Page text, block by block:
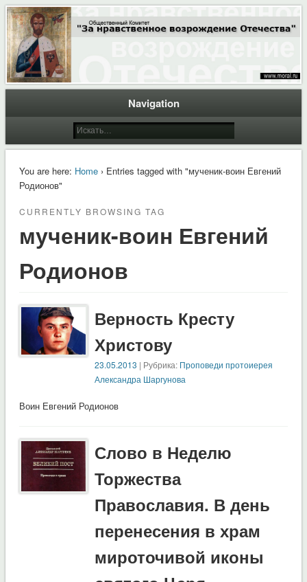
Moral.Ru
Общественный Комитет "За нравственное возрождение Отечества"
Navigation
You are here: Home› Entries tagged with "мученик-воин Евгений
Родионов"
CURRENTLY BROWSING TAG
мученик-воин Евгений
Родионов
Верность Кресту
Христову
23.05.2013 | Рубрика: Проповеди протоиерея
Александра Шаргунова
Воин Евгений Родионов
Слово в Неделю
Торжества
Православия. В день
перенесения в храм
мироточивой иконы